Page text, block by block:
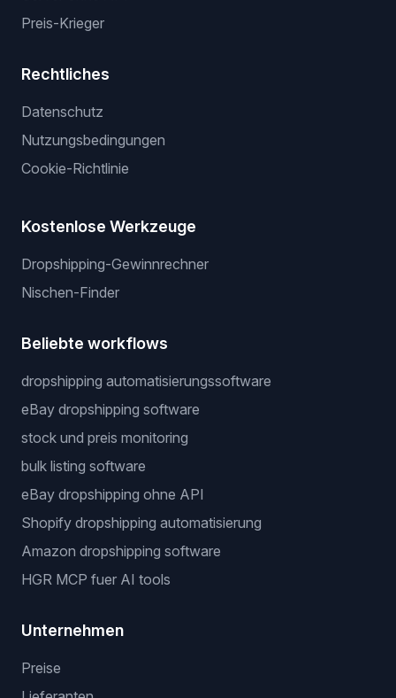
Preis-Krieger
Rechtliches
Datenschutz
Nutzungsbedingungen
Cookie-Richtlinie
Kostenlose Werkzeuge
Dropshipping-Gewinnrechner
Nischen-Finder
Beliebte workflows
dropshipping automatisierungssoftware
eBay dropshipping software
stock und preis monitoring
bulk listing software
eBay dropshipping ohne API
Shopify dropshipping automatisierung
Amazon dropshipping software
HGR MCP fuer AI tools
Unternehmen
Preise